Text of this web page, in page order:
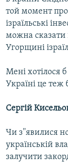
той момент
ізраїльські
можна сказати
Угорщині
Мені хотілося
Україні це теж
Сергій
Чи з''явилися
українській
залучити